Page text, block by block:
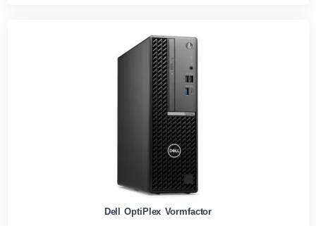
Dell OptiPlex Vormfactor